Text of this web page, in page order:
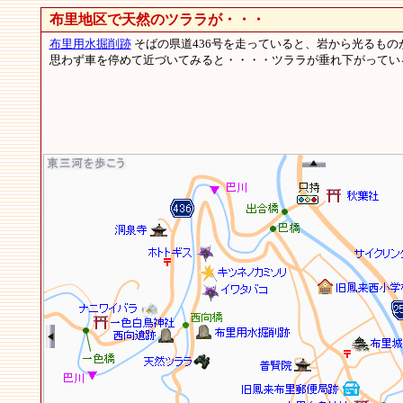
布里地区で天然のツララが・・・
布里用水掘削跡そばの県道436号を走っていると、岩から光るもの
思わず車を停めて近づいてみると・・・・ツララが垂れ下がって